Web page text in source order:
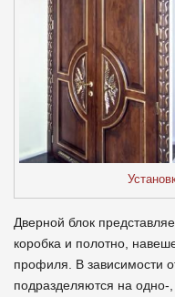
Дверной блок
коробка и полотно,
профиля. В зависимости
подразделяются на